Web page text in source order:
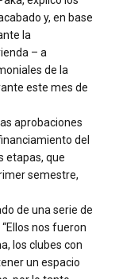
y, en base
la
– a
de la
este mes de
aprobaciones
del
etapas, que
semestre,
de una serie de
nos fueron
los clubes con
un espacio